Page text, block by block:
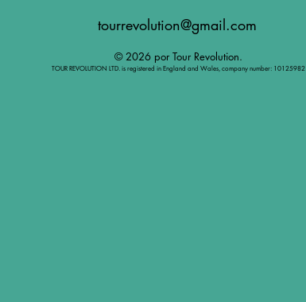
tourrevolution@gmail.com
© 2026 por Tour Revolution.
TOUR REVOLUTION LTD. is registered in England and Wales, company number: 10125982